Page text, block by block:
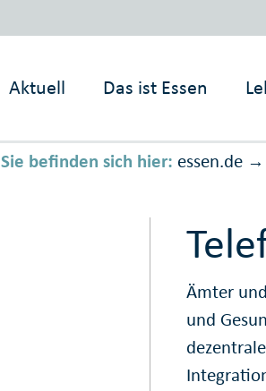
Aktuell Das ist Essen
Sie befinden sich hier: essen.de →
Ämter
und